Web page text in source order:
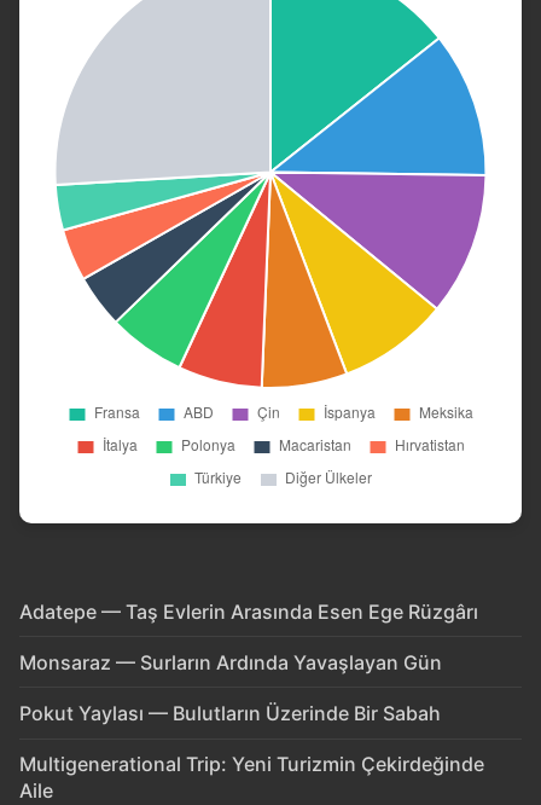
Adatepe — Taş Evlerin Arasında Esen Ege Rüzgârı
Monsaraz — Surların Ardında Yavaşlayan Gün
Pokut Yaylası — Bulutların Üzerinde Bir Sabah
Multigenerational Trip: Yeni Turizmin Çekirdeğinde
Aile